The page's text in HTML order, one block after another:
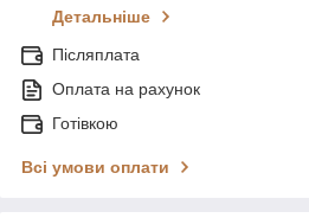
Детальніше
Післяплата
Оплата на рахунок
Готівкою
Всі умови оплати